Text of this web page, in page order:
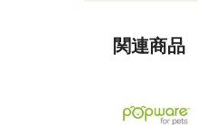
関連商品